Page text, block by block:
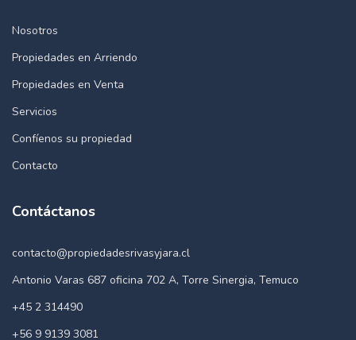
Nosotros
Propiedades en Arriendo
Propiedades en Venta
Servicios
Confíenos su propiedad
Contacto
Contáctanos
contacto@propiedadesrivasyjara.cl
Antonio Varas 687 oficina 702 A, Torre Sinergia, Temuco
+45 2 314490
+56 9 9139 3081